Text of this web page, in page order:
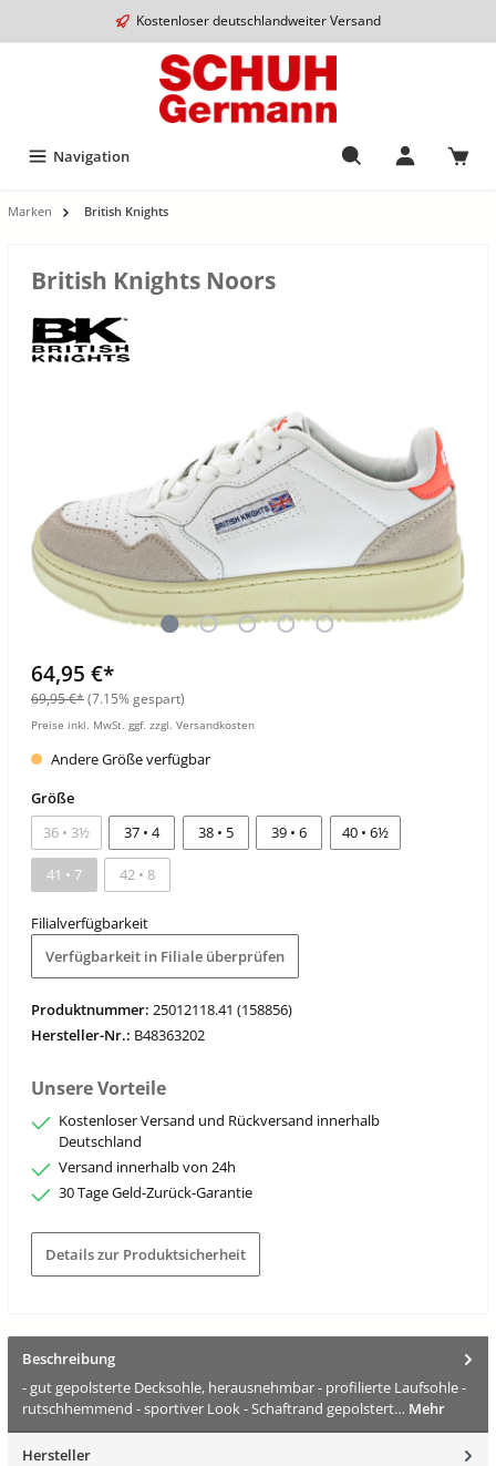
Kostenloser deutschlandweiter Versand
Navigation
Marken British Knights
British Knights Noors
64,95 €*
69,95 €*(7.15% gespart)
Preise inkl. MwSt. ggf. zzgl. Versandkosten
Andere Größe verfügbar
Größe
36 • 3½
37 • 4 38 • 5 39 • 6 40 • 6½
41 • 7 42 • 8
Filialverfügbarkeit
Verfügbarkeit in Filiale überprüfen
Produktnummer: 25012118.41 (158856)
Hersteller-Nr.: B48363202
Unsere Vorteile
Kostenloser Versand und Rückversand innerhalb
Deutschland
Versand innerhalb von 24h
30 Tage Geld-Zurück-Garantie
Details zur Produktsicherheit
Beschreibung
- gut gepolsterte Decksohle, herausnehmbar - profilierte Laufsohle -
rutschhemmend - sportiver Look - Schaftrand gepolstert… Mehr
Hersteller